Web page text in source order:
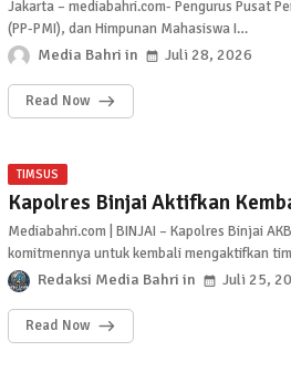
Jakarta – mediabahri.com- Pengurus Pusat
(PP-PMI), dan Himpunan Mahasiswa I…
Media Bahri Juli 28, 2026
Read Now
TIMSUS
Kapolres Binjai Aktifkan
Mediabahri.com | BINJAI – Kapolres Binjai
komitmennya untuk kembali mengaktifkan
Redaksi Media Bahri Juli 25,
Read Now